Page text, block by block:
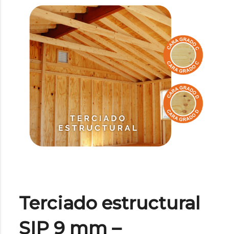
Terciado estructural
SIP 9 mm –